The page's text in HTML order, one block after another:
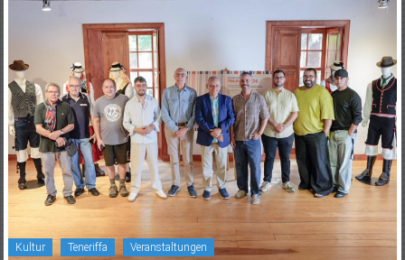
Kultur Teneriffa Veranstaltungen